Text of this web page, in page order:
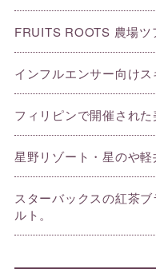
FRUITS ROOTS 農場ツ
インフルエンサー向けス
フィリピンで開催された
星野リゾート・星のや軽
スターバックスの紅茶
ルト。